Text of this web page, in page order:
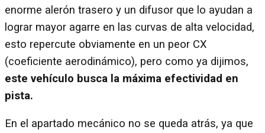
enorme alerón trasero y un difusor que lo ayudan a
lograr mayor agarre en las curvas de alta velocidad,
esto repercute obviamente en un peor CX
(coeficiente aerodinámico), pero como ya dijimos,
este vehículo busca la máxima efectividad en
pista.
En el apartado mecánico no se queda atrás, ya que